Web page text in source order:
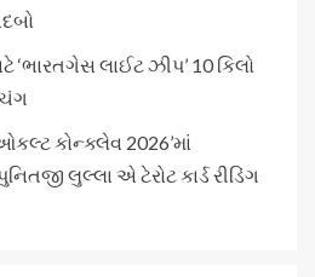
‘ભારતગેસ લાઈટ ઝીપ’ 10 કિલો
કોન્ક્લેવ 2026’માં
લુલ્લા એ ટેરોટ કાર્ડ રીડિંગ